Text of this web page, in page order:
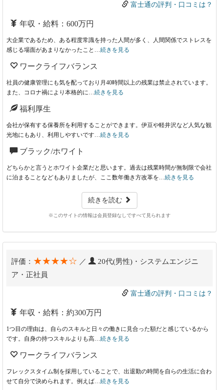
富士通の評判・口コミは？
年収・給料：600万円
大企業であるため、ある程度常識を持った人間が多く、人間関係でストレスを
感じる場面があまりなかったこと… 続きを見る
ワークライフバランス
社員の健康管理にも気を配っており月40時間以上の残業は禁止されています。
また、コロナ禍により本格的に… 続きを見る
福利厚生
会社が保有する保養所を利用することができます。伊豆や軽井沢など人気な観
光地にもあり、利用しやすいです… 続きを見る
ブラック/ホワイト
どちらかと言うとホワイト企業だと思います。過去は残業時間が無制限で会社
に泊まることなどもありましたが、ここ数年働き方改革を… 続きを見る
続きを読む
※このサイトの情報は会員登録なしですべて見られます
評価： ★★★★☆ ／
20代(男性)・システムエンジニ
ア・正社員
富士通の評判・口コミは？
年収・給料：約300万円
1つ目の理由は、自らのスキルと日々の働きに見合った額だと感じているから
です。自身の持つスキルよりも高… 続きを見る
ワークライフバランス
フレックスタイム制を採用していることで、出退勤の時間を自らの生活に合わ
せて自分で決められます。例えば… 続きを見る